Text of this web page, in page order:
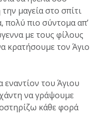
μαγεία στο σπίτι
πολύ πιο σύντομα απ’
με τους φίλους
κρατήσουμε τον Άγιο
εναντίον του Άγιου
να γράψουμε
κάθε φορά